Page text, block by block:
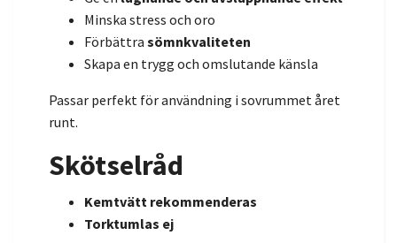
Minska stress och oro
Förbättra sömnkvaliteten
Skapa en trygg och omslutande känsla
Passar perfekt för användning i sovrummet året
runt.
Skötselråd
Kemtvätt rekommenderas
Torktumlas ej